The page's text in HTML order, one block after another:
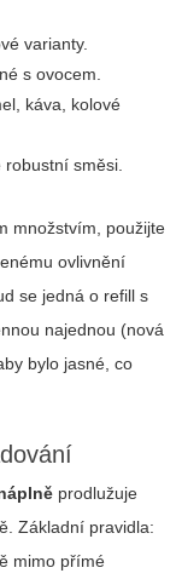
varianty.
s ovocem.
káva, kolové
robustní směsi.
množstvím, použijte
ovlivnění
se jedná o refill s
najednou (nová
bylo jasné, co
prodlužuje
Základní pravidla:
mimo přímé